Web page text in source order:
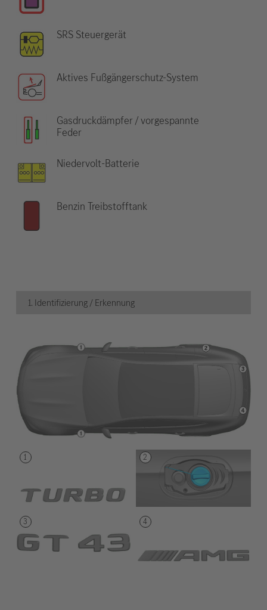
SRS Steuergerät
Aktives Fußgängerschutz-System
Gasdruckdämpfer / vorgespannte
Feder
Niedervolt-Batterie
Benzin Treibstofftank
1. Identifizierung / Erkennung